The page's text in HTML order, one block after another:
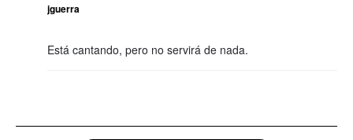
jguerra
Está cantando, pero no servirá de nada.